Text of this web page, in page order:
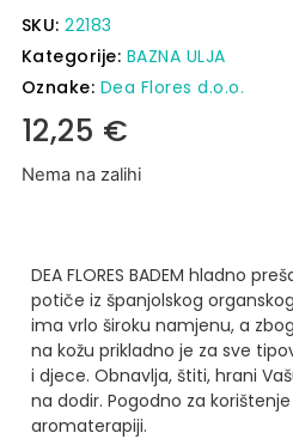
SKU:22183
Kategorije: BAZNA ULJA
Oznake: Dea Flores d.o.o.
12,25 €
Nema na zalihi
DEA FLORES BADEM hladno
potiče iz španjolskog
ima vrlo široku namjenu, a
na kožu prikladno je za sve
i djece. Obnavlja, štiti, hrani
na dodir. Pogodno za
aromaterapiji.